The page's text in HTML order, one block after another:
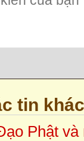
tin khác
Phật và